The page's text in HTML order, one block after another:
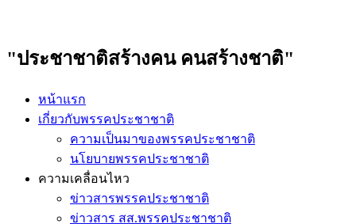
"ประชาชาติสร้างคน คนสร้างชาติ"
หน้าแรก
เกี่ยวกับพรรคประชาชาติ
ความเป็นมาของพรรคประชาชาติ
นโยบายพรรคประชาชาติ
ความเคลื่อนไหว
ข่าวสารพรรคประชาชาติ
ข่าวสาร สส.พรรคประชาชาติ